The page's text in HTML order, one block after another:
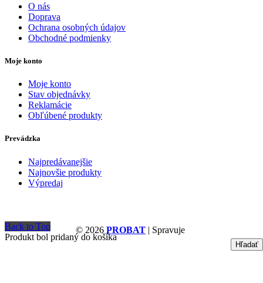
O nás
Doprava
Ochrana osobných údajov
Obchodné podmienky
Moje konto
Moje konto
Stav objednávky
Reklamácie
Obľúbené produkty
Prevádzka
Najpredávanejšie
Najnovšie produkty
Výpredaj
© 2026 PROBAT | Spravuje
Back to Top
Produkt bol pridaný do košíka